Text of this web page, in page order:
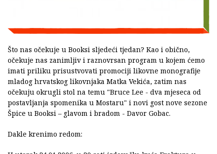
Što nas očekuje u Booksi sljedeći tjedan? Kao i obično,
očekuje nas zanimljiv i raznovrsan program u kojem ćemo
imati priliku prisustvovati promociji likovne monografije
mladog hrvatskog likovnjaka Matka Vekića, zatim nas
očekuju okrugli stol na temu "Bruce Lee - dva mjeseca od
postavljanja spomenika u Mostaru" i novi gost nove sezone
Špice u Booksi – glavom i bradom - Davor Gobac.
Dakle krenimo redom: